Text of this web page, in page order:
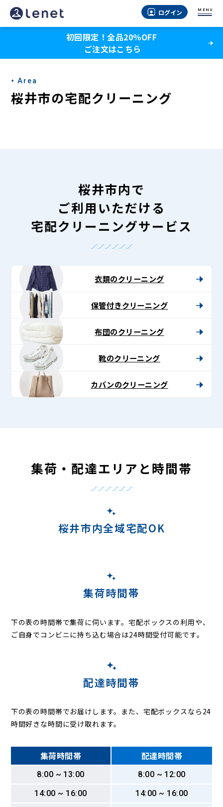
桜
井
の
宅
配
ト〉
ログイン MENU
初回限定！全品20％OFF
ご注文はこちら
Area
桜井市の宅配クリーニング
桜井市内で
ご利用いただける
宅配クリーニングサービス
衣類のクリーニング
保管付きクリーニング
布団のクリーニング
靴のクリーニング
カバンのクリーニング
集荷・配達エリアと時間帯
桜井市内全域宅配OK
集荷時間帯
下の表の時間帯で集荷に伺います。宅配ボックスの利用や、
ご自身でコンビニに持ち込む場合は24時間受付可能です。
配達時間帯
下の表の時間帯でお届けします。また、宅配ボックスなら24
時間好きな時間に受け取れます。
集荷時間帯 配達時間帯
8:00 ~ 13:00
8:00 ~ 12:00
14:00 ~ 16:00
14:00 ~ 16:00